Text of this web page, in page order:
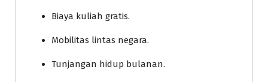
Biaya kuliah gratis.
Mobilitas lintas negara.
Tunjangan hidup bulanan.